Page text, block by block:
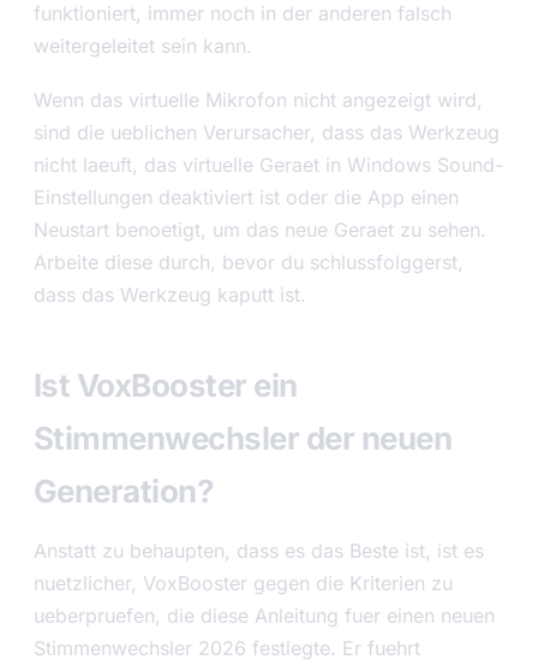
funktioniert, immer noch in der anderen falsch
weitergeleitet sein kann.
Wenn das virtuelle Mikrofon nicht angezeigt wird,
sind die ueblichen Verursacher, dass das Werkzeug
nicht laeuft, das virtuelle Geraet in Windows Sound-
Einstellungen deaktiviert ist oder die App einen
Neustart benoetigt, um das neue Geraet zu sehen.
Arbeite diese durch, bevor du schlussfolggerst,
dass das Werkzeug kaputt ist.
Ist VoxBooster ein
Stimmenwechsler der neuen
Generation?
Anstatt zu behaupten, dass es das Beste ist, ist es
nuetzlicher, VoxBooster gegen die Kriterien zu
ueberpruefen, die diese Anleitung fuer einen neuen
Stimmenwechsler 2026 festlegte. Er fuehrt